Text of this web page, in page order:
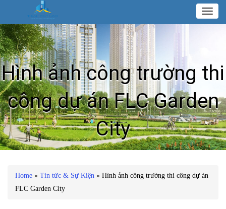
Toggle
Hình ảnh công trường thi
công dự án FLC Garden
City
Home » Tin tức & Sự Kiện » Hình ảnh công trường thi công dự án
FLC Garden City